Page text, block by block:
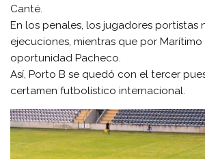
Canté.
En los penales, los jugadores portistas
ejecuciones, mientras que por
oportunidad Pacheco.
Así, Porto B se quedó con el tercer
certamen futbolístico internacional.